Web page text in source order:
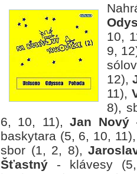
10,
9,
12),
11),
8),
6, 10, 11),Jan Nový-
baskytara (5, 6, 10,
sbor (1, 2, 8),
Šťastný - klávesy